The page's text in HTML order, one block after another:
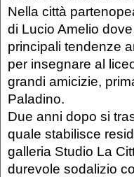
Nella città
di Lucio Amelio
principali tendenze
per insegnare al
grandi amicizie,
Paladino.
Due anni dopo si
quale stabilisce
galleria Studio La
durevole sodalizio